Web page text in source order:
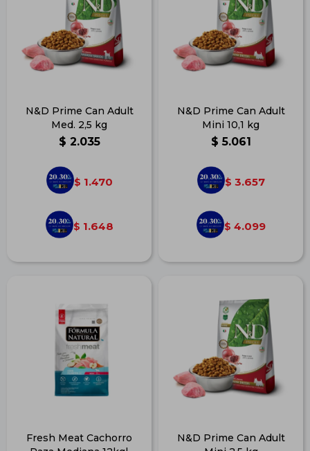
N&D Prime Can Adult
Med. 2,5 kg
$ 2.035
$ 1.470
$ 1.648
N&D Prime Can Adult
Mini 10,1 kg
$ 5.061
$ 3.657
$ 4.099
Fresh Meat Cachorro
N&D Prime Can Adult